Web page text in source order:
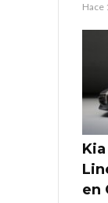
Hace
en